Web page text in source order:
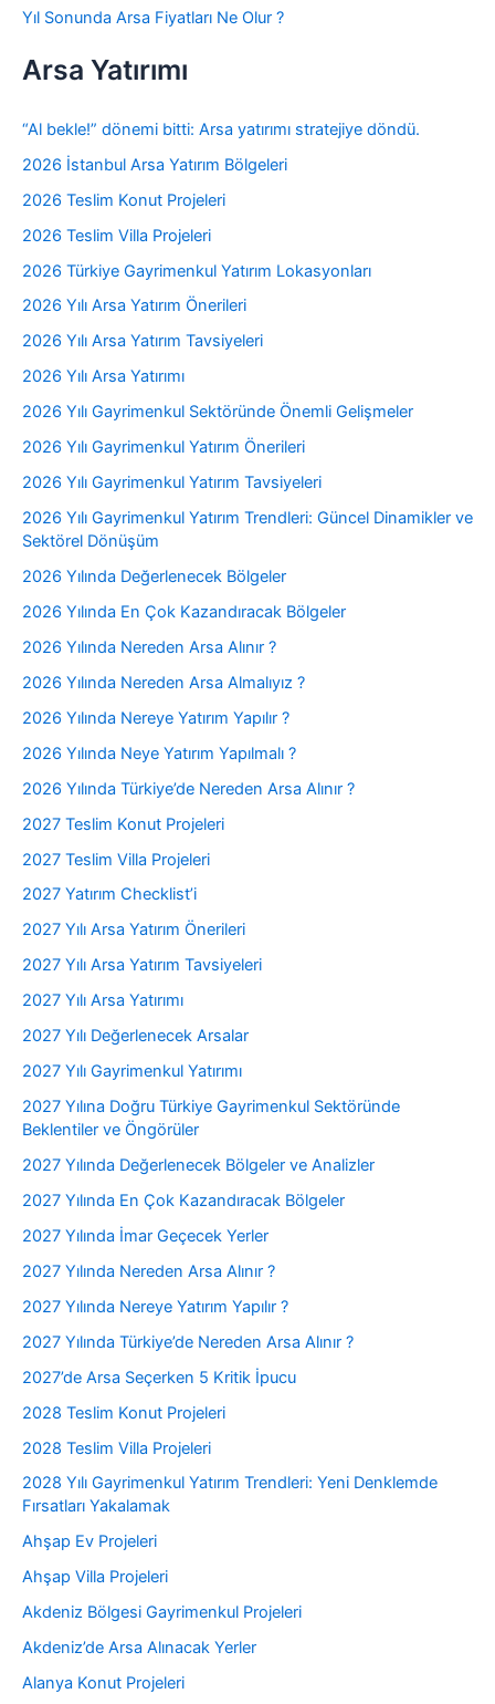
Yıl Sonunda Arsa Fiyatları Ne Olur ?
Arsa Yatırımı
“Al bekle!” dönemi bitti: Arsa yatırımı stratejiye döndü.
2026 İstanbul Arsa Yatırım Bölgeleri
2026 Teslim Konut Projeleri
2026 Teslim Villa Projeleri
2026 Türkiye Gayrimenkul Yatırım Lokasyonları
2026 Yılı Arsa Yatırım Önerileri
2026 Yılı Arsa Yatırım Tavsiyeleri
2026 Yılı Arsa Yatırımı
2026 Yılı Gayrimenkul Sektöründe Önemli Gelişmeler
2026 Yılı Gayrimenkul Yatırım Önerileri
2026 Yılı Gayrimenkul Yatırım Tavsiyeleri
2026 Yılı Gayrimenkul Yatırım Trendleri: Güncel Dinamikler ve
Sektörel Dönüşüm
2026 Yılında Değerlenecek Bölgeler
2026 Yılında En Çok Kazandıracak Bölgeler
2026 Yılında Nereden Arsa Alınır ?
2026 Yılında Nereden Arsa Almalıyız ?
2026 Yılında Nereye Yatırım Yapılır ?
2026 Yılında Neye Yatırım Yapılmalı ?
2026 Yılında Türkiye’de Nereden Arsa Alınır ?
2027 Teslim Konut Projeleri
2027 Teslim Villa Projeleri
2027 Yatırım Checklist’i
2027 Yılı Arsa Yatırım Önerileri
2027 Yılı Arsa Yatırım Tavsiyeleri
2027 Yılı Arsa Yatırımı
2027 Yılı Değerlenecek Arsalar
2027 Yılı Gayrimenkul Yatırımı
2027 Yılına Doğru Türkiye Gayrimenkul Sektöründe
Beklentiler ve Öngörüler
2027 Yılında Değerlenecek Bölgeler ve Analizler
2027 Yılında En Çok Kazandıracak Bölgeler
2027 Yılında İmar Geçecek Yerler
2027 Yılında Nereden Arsa Alınır ?
2027 Yılında Nereye Yatırım Yapılır ?
2027 Yılında Türkiye’de Nereden Arsa Alınır ?
2027’de Arsa Seçerken 5 Kritik İpucu
2028 Teslim Konut Projeleri
2028 Teslim Villa Projeleri
2028 Yılı Gayrimenkul Yatırım Trendleri: Yeni Denklemde
Fırsatları Yakalamak
Ahşap Ev Projeleri
Ahşap Villa Projeleri
Akdeniz Bölgesi Gayrimenkul Projeleri
Akdeniz’de Arsa Alınacak Yerler
Alanya Konut Projeleri